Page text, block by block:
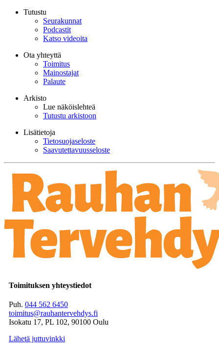
Tutustu
Seurakunnat
Podcastit
Katso videoita
Ota yhteyttä
Toimitus
Mainostajat
Palaute
Arkisto
Lue näköislehteä
Tutustu arkistoon
Lisätietoja
Tietosuojaseloste
Saavutettavuusseloste
Toimituksen yhteystiedot
Puh. 044 562 6450
toimitus@rauhantervehdys.fi
Isokatu 17, PL 102, 90100 Oulu
Lähetä juttuvinkki